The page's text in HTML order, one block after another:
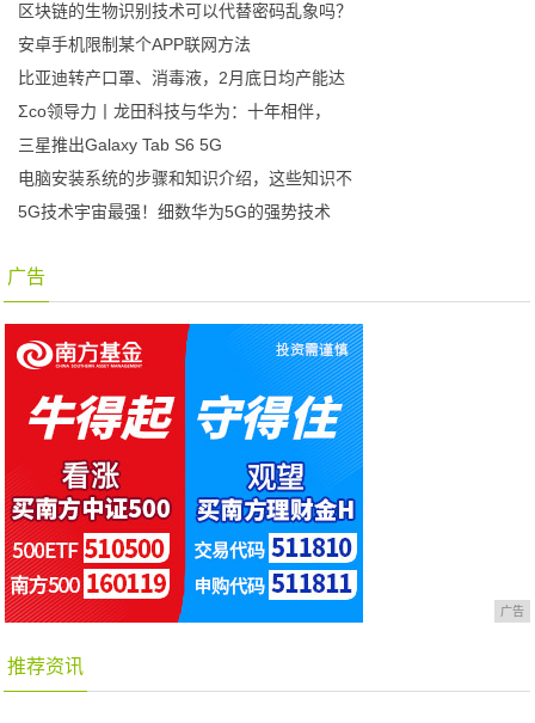
区块链的生物识别技术可以代替密码乱象吗？
安卓手机限制某个APP联网方法
比亚迪转产口罩、消毒液，2月底日均产能达
Σco领导力丨龙田科技与华为：十年相伴，
三星推出Galaxy Tab S6 5G
电脑安装系统的步骤和知识介绍，这些知识不
5G技术宇宙最强！细数华为5G的强势技术
广告
广告
推荐资讯